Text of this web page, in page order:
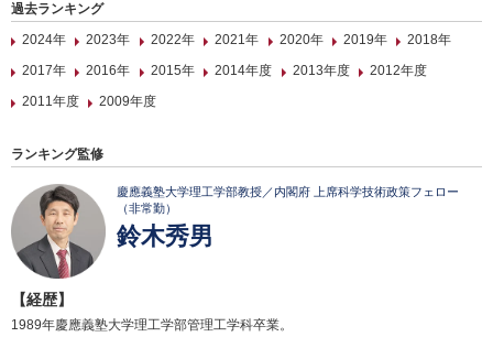
過去ランキング
2024年
2023年 2022年 2021年 2020年 2019年
2018年
2017年
2016年 2015年 2014年度 2013年度
2012年度
2011年度
2009年度
ランキング監修
慶應義塾大学理工学部教授／内閣府 上席科学技術政策フェロー
（非常勤）
鈴木秀男
【経歴】
1989年慶應義塾大学理工学部管理工学科卒業。